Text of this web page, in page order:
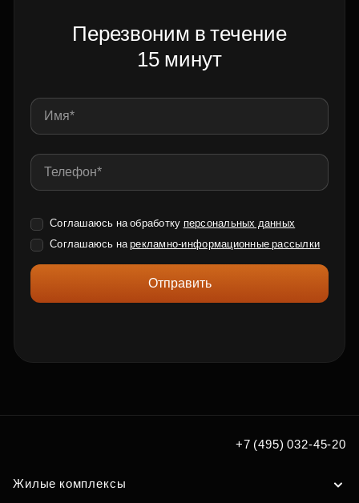
Перезвоним в течение
15 минут
Соглашаюсь на обработку персональных данных
Соглашаюсь нарекламно-информационные рассылки
Отправить
+7 (495) 032-45-20
Жилые комплексы